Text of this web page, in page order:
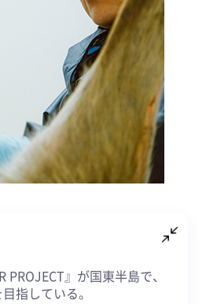
』が国東半島で、
指している。